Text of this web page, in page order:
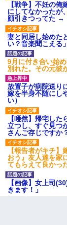
彼女(美人女医)に
らいなら、渡さな
ら・・・
旦那が長男のDNA
りウワキしてたん
男「ウワキ女！」
17年飼っていた犬
近づいて頭突きを
【衝撃】ヤンキー
【画像】女の子「
選ばれたの！絶対
【戦争】不妊の
にしてなかったが
顔引きつってた →
妻と同居し始めた
い？音楽聞こえる
9月に付き合い始
別れた。その元彼
放置子が病院送り
嫁を半身不随にし
い）
【唖然】帰宅し
立つし、すぐ見つ
さんご存じですか
【報告者がキチ
おう』友人達を家
てもらえて良かっ
【画像】女上司
きます！」